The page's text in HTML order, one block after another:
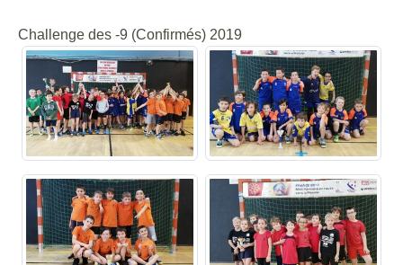
Challenge des -9 (Confirmés) 2019